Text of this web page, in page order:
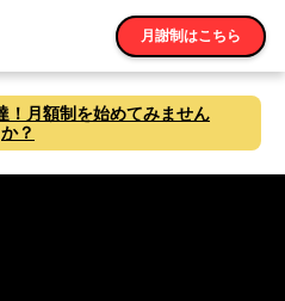
月謝制はこちら
！月額制を始めてみません
か？